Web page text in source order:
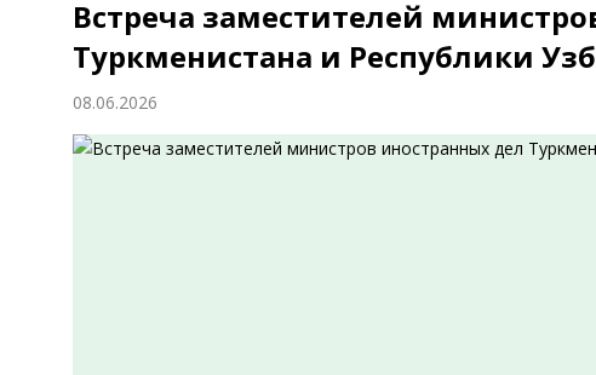
Встреча заместителей
Туркменистана и Республики
08.06.2026